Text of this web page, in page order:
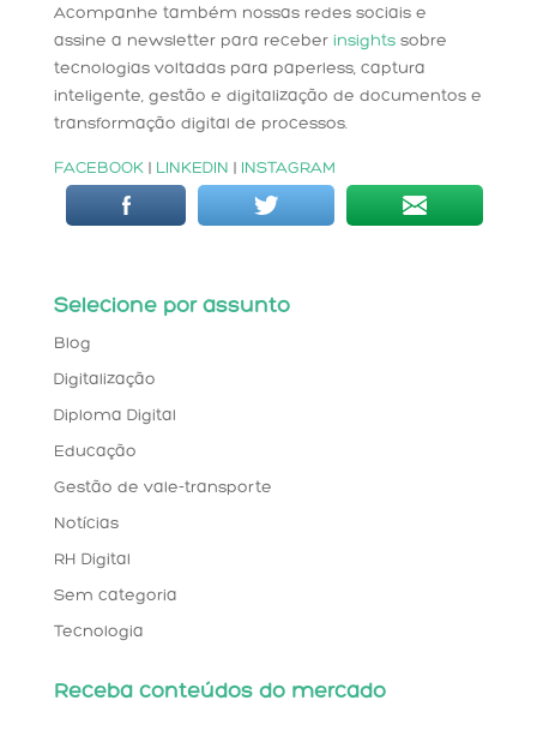
Acompanhe também nossas redes sociais e
assine a newsletter para receber insightssobre
tecnologias voltadas para paperless, captura
inteligente, gestão e digitalização de documentos e
transformação digital de processos.
FACEBOOK| LINKEDIN INSTAGRAM
Selecione por assunto
Blog
Digitalização
Diploma Digital
Educação
Gestão de vale-transporte
Notícias
RH Digital
Sem categoria
Tecnologia
Receba conteúdos do mercado